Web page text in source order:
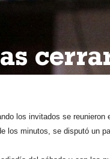
los invitados se
los minutos, se disputó un